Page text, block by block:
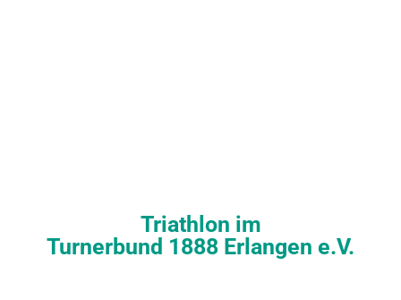
Triathlon im
Turnerbund 1888 Erlangen e.V.